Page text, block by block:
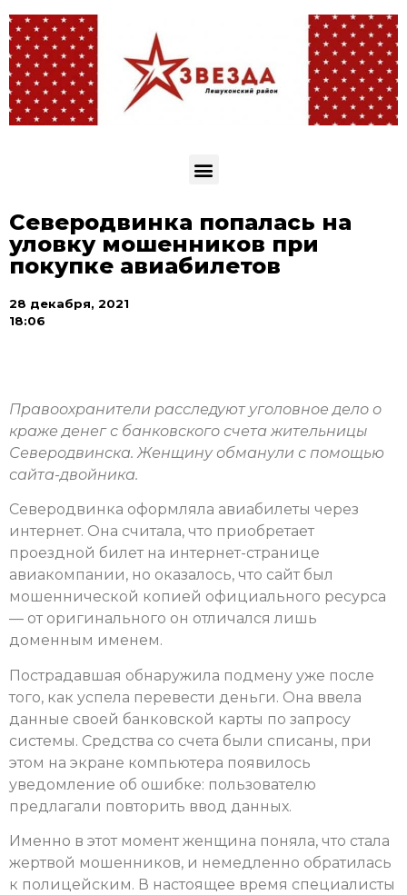
Северодвинка попалась на
уловку мошенников при
покупке авиабилетов
28 декабря, 2021
18:06
Правоохранители расследуют уголовное дело о
краже денег с банковского счета жительницы
Северодвинска. Женщину обманули с помощью
сайта-двойника.
Северодвинка оформляла авиабилеты через
интернет. Она считала, что приобретает
проездной билет на интернет-странице
авиакомпании, но оказалось, что сайт был
мошеннической копией официального ресурса
— от оригинального он отличался лишь
доменным именем.
Пострадавшая обнаружила подмену уже после
того, как успела перевести деньги. Она ввела
данные своей банковской карты по запросу
системы. Средства со счета были списаны, при
этом на экране компьютера появилось
уведомление об ошибке: пользователю
предлагали повторить ввод данных.
Именно в этот момент женщина поняла, что стала
жертвой мошенников, и немедленно обратилась
к полицейским. В настоящее время специалисты